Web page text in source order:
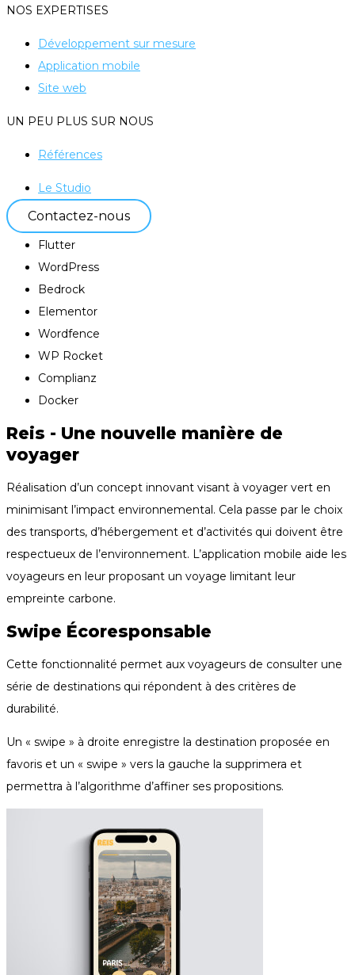
NOS EXPERTISES
Développement sur mesure
Application mobile
Site web
UN PEU PLUS SUR NOUS
Références
Le Studio
Contactez-nous
Flutter
WordPress
Bedrock
Elementor
Wordfence
WP Rocket
Complianz
Docker
Reis - Une nouvelle manière de
voyager
Réalisation d’un concept innovant visant à voyager vert en
minimisant l’impact environnemental. Cela passe par le choix
des transports, d’hébergement et d’activités qui doivent être
respectueux de l’environnement. L’application mobile aide les
voyageurs en leur proposant un voyage limitant leur
empreinte carbone.
Swipe Écoresponsable
Cette fonctionnalité permet aux voyageurs de consulter une
série de destinations qui répondent à des critères de
durabilité.
Un « swipe » à droite enregistre la destination proposée en
favoris et un « swipe » vers la gauche la supprimera et
permettra à l’algorithme d’affiner ses propositions.